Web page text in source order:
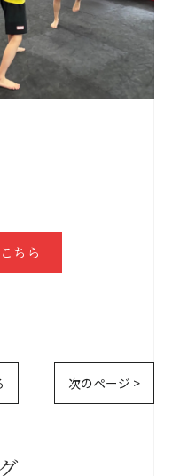
ちら
次のページ >